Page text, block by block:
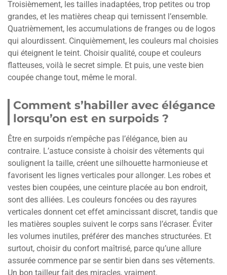
Troisièmement, les tailles inadaptées, trop petites ou trop
grandes, et les matières cheap qui ternissent l’ensemble.
Quatrièmement, les accumulations de franges ou de logos
qui alourdissent. Cinquièmement, les couleurs mal choisies
qui éteignent le teint. Choisir qualité, coupe et couleurs
flatteuses, voilà le secret simple. Et puis, une veste bien
coupée change tout, même le moral.
Comment s’habiller avec élégance
lorsqu’on est en surpoids ?
Être en surpoids n’empêche pas l’élégance, bien au
contraire. L’astuce consiste à choisir des vêtements qui
soulignent la taille, créent une silhouette harmonieuse et
favorisent les lignes verticales pour allonger. Les robes et
vestes bien coupées, une ceinture placée au bon endroit,
sont des alliées. Les couleurs foncées ou des rayures
verticales donnent cet effet amincissant discret, tandis que
les matières souples suivent le corps sans l’écraser. Éviter
les volumes inutiles, préférer des manches structurées. Et
surtout, choisir du confort maîtrisé, parce qu’une allure
assurée commence par se sentir bien dans ses vêtements.
Un bon tailleur fait des miracles, vraiment.